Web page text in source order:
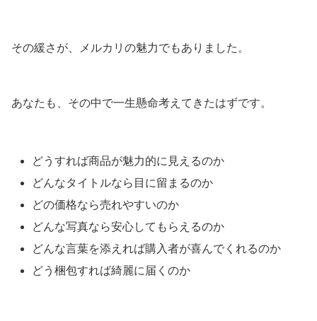
その緩さが、メルカリの魅力でもありました。
あなたも、その中で一生懸命考えてきたはずです。
どうすれば商品が魅力的に見えるのか
どんなタイトルなら目に留まるのか
どの価格なら売れやすいのか
どんな写真なら安心してもらえるのか
どんな言葉を添えれば購入者が喜んでくれるのか
どう梱包すれば綺麗に届くのか